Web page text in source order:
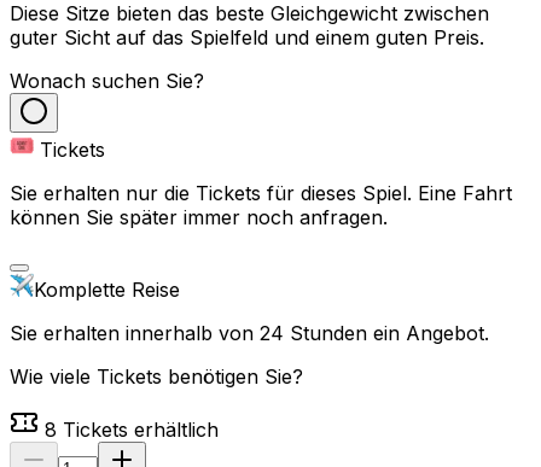
Diese Sitze bieten das beste Gleichgewicht zwischen
guter Sicht auf das Spielfeld und einem guten Preis.
Wonach suchen Sie?
Tickets
Sie erhalten nur die Tickets für dieses Spiel. Eine Fahrt
können Sie später immer noch anfragen.
Komplette Reise
Sie erhalten innerhalb von 24 Stunden ein Angebot.
Wie viele Tickets benötigen Sie?
8 Tickets erhältlich